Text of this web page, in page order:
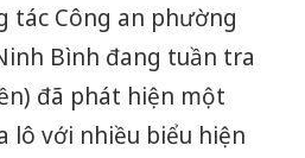
tác Công an phường
Bình đang tuần tra
đã phát hiện một
lô với nhiều biểu hiện